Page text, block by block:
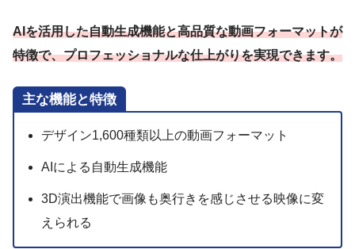
AIを活用した自動生成機能と高品質な動画フォーマットが
特徴で、プロフェッショナルな仕上がりを実現できます。
主な機能と特徴
デザイン1,600種類以上の動画フォーマット
AIによる自動生成機能
3D演出機能で画像も奥行きを感じさせる映像に変
えられる